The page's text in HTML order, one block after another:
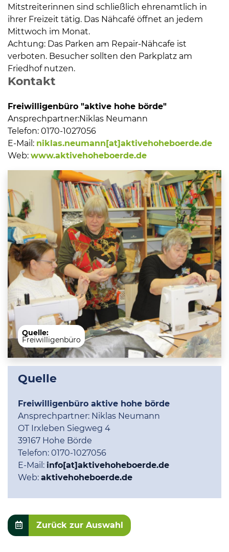
Mitstreiterinnen sind schließlich ehrenamtlich in
ihrer Freizeit tätig. Das Nähcafé öffnet an jedem
Mittwoch im Monat.
Achtung: Das Parken am Repair-Nähcafe ist
verboten. Besucher sollten den Parkplatz am
Friedhof nutzen.
Kontakt
Freiwilligenbüro "aktive hohe börde"
Ansprechpartner:Niklas Neumann
Telefon: 0170-1027056
E-Mail: niklas.neumann[at]aktivehoheboerde.de
Web: www.aktivehoheboerde.de
Quelle:
Freiwilligenbüro
Quelle
Freiwilligenbüro aktive hohe börde
Ansprechpartner: Niklas Neumann
OT Irxleben Siegweg 4
39167 Hohe Börde
Telefon: 0170-1027056
E-Mail: info[at]aktivehoheboerde.de
Web: aktivehoheboerde.de
Zurück zur Auswahl